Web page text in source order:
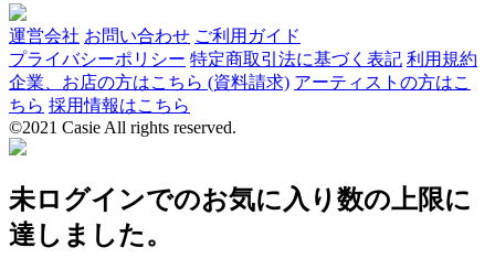
運営会社 お問い合わせ ご利用ガイド
プライバシーポリシー 特定商取引法に基づく表記 利用規約
企業、お店の方はこちら (資料請求) アーティストの方はこ
ちら 採用情報はこちら
©2021 Casie All rights reserved.
未ログインでのお気に入り数の上限に
達しました。